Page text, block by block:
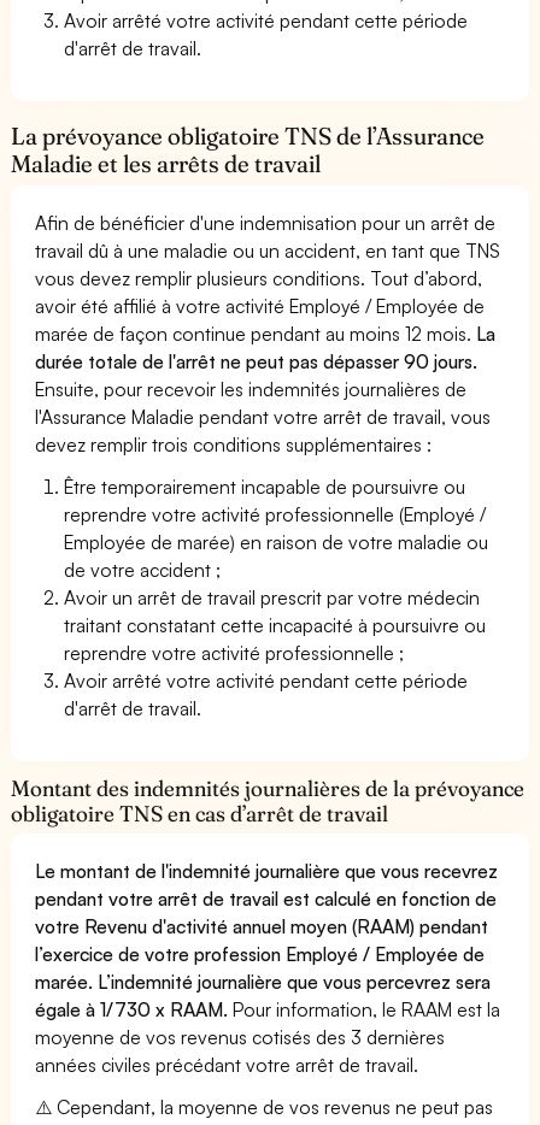
Avoir arrêté votre activité pendant cette période
d'arrêt de travail.
La prévoyance obligatoire TNS de l’Assurance
Maladie et les arrêts de travail
Afin de bénéficier d'une indemnisation pour un arrêt de
travail dû à une maladie ou un accident, en tant que TNS
vous devez remplir plusieurs conditions. Tout d’abord,
avoir été affilié à votre activité Employé / Employée de
marée de façon continue pendant au moins 12 mois. La
durée totale de l'arrêt ne peut pas dépasser 90 jours.
Ensuite, pour recevoir les indemnités journalières de
l'Assurance Maladie pendant votre arrêt de travail, vous
devez remplir trois conditions supplémentaires :
Être temporairement incapable de poursuivre ou
reprendre votre activité professionnelle (Employé /
Employée de marée) en raison de votre maladie ou
de votre accident ;
Avoir un arrêt de travail prescrit par votre médecin
traitant constatant cette incapacité à poursuivre ou
reprendre votre activité professionnelle ;
Avoir arrêté votre activité pendant cette période
d'arrêt de travail.
Montant des indemnités journalières de la prévoyance
obligatoire TNS en cas d’arrêt de travail
Le montant de l'indemnité journalière que vous recevrez
pendant votre arrêt de travail est calculé en fonction de
votre Revenu d'activité annuel moyen (RAAM) pendant
l’exercice de votre profession Employé / Employée de
marée. L’indemnité journalière que vous percevrez sera
égale à 1/730 x RAAM. Pour information, le RAAM est la
moyenne de vos revenus cotisés des 3 dernières
années civiles précédant votre arrêt de travail.
⚠️ Cependant, la moyenne de vos revenus ne peut pas